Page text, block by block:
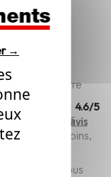
4.6/5
Lire nos 685 avis
durée de votre
des
expérimentées
de vos besoins,
pourront vous
→